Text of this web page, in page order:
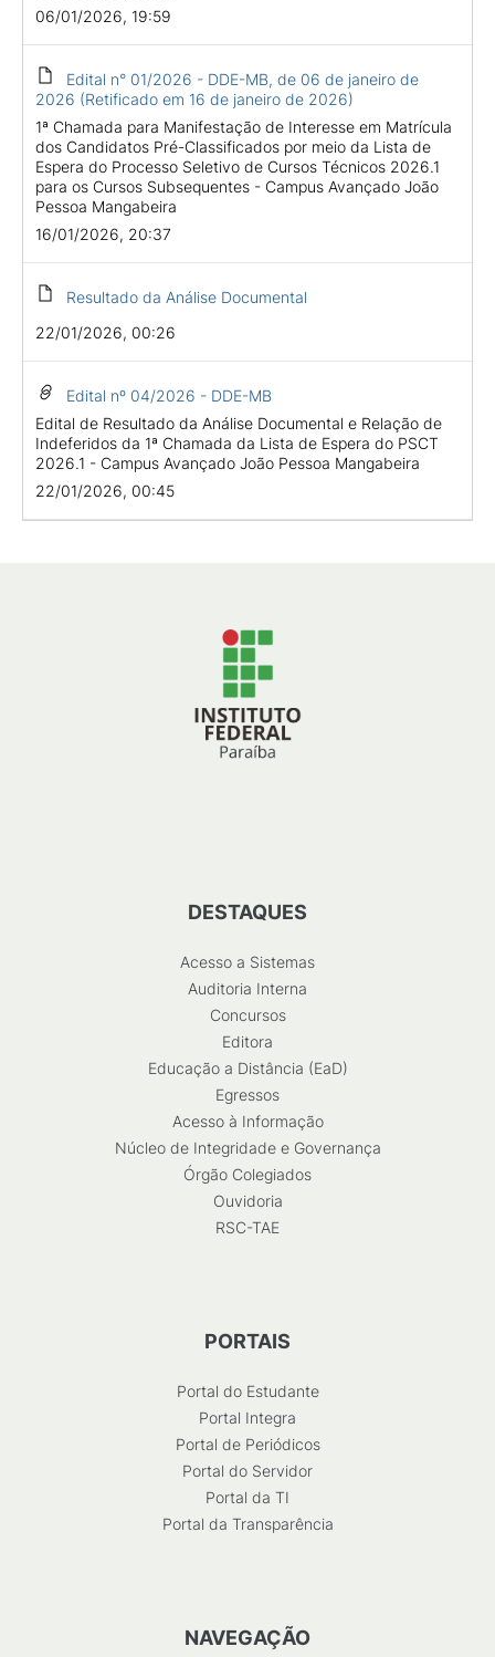
06/01/2026, 19:59
Edital n° 01/2026 - DDE-MB, de 06 de janeiro de
2026 (Retificado em 16 de janeiro de 2026)
1ª Chamada para Manifestação de Interesse em Matrícula
dos Candidatos Pré-Classificados por meio da Lista de
Espera do Processo Seletivo de Cursos Técnicos 2026.1
para os Cursos Subsequentes - Campus Avançado João
Pessoa Mangabeira
16/01/2026, 20:37
Resultado da Análise Documental
22/01/2026, 00:26
Edital nº 04/2026 - DDE-MB
Edital de Resultado da Análise Documental e Relação de
Indeferidos da 1ª Chamada da Lista de Espera do PSCT
2026.1 - Campus Avançado João Pessoa Mangabeira
22/01/2026, 00:45
DESTAQUES
Acesso a Sistemas
Auditoria Interna
Concursos
Editora
Educação a Distância (EaD)
Egressos
Acesso à Informação
Núcleo de Integridade e Governança
Órgão Colegiados
Ouvidoria
RSC-TAE
PORTAIS
Portal do Estudante
Portal Integra
Portal de Periódicos
Portal do Servidor
Portal da TI
Portal da Transparência
NAVEGAÇÃO